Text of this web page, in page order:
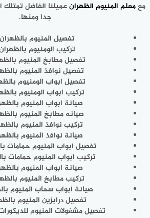
معمعلم المنيوم الظهرانعميلنا الفاضل تمتلك
جدا ومنها.
تفصيل المنيوم
تركيب الومنيوم
تفصيل مطابخ المنيوم
تفصيل نوافذ المنيوم
تفصيل ابواب الومنيوم
تركيب ابواب الومنيوم
صيانة ابواب المنيوم
صيانه مطابخ المنيوم
تركيب نوافذ المنيوم
صيانة نوافذ المنيوم
تفصيل ابواب المنيوم حمامات
تركيب ابواب المنيوم حمامات
صيانة ابواب المنيوم
تركيب مطابخ المنيوم
صيانة ابواب سحاب المنيوم
تفصيل درابزين المنيوم
تفصيل مشغولات المنيوم